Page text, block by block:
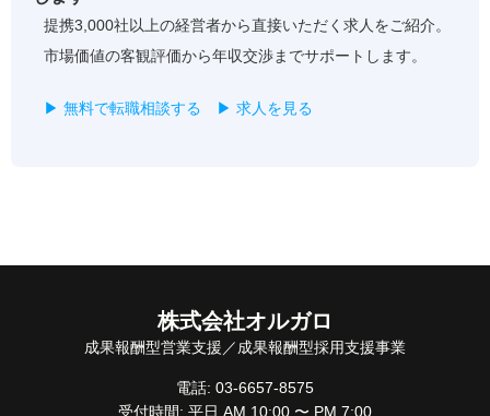
提携3,000社以上の経営者から直接いただく求人をご紹介。
市場価値の客観評価から年収交渉までサポートします。
▶ 無料で転職相談する ▶ 求人を見る
株式会社オルガロ
成果報酬型営業支援／成果報酬型採用支援事業
電話: 03-6657-8575
受付時間: 平日 AM 10:00 〜 PM 7:00